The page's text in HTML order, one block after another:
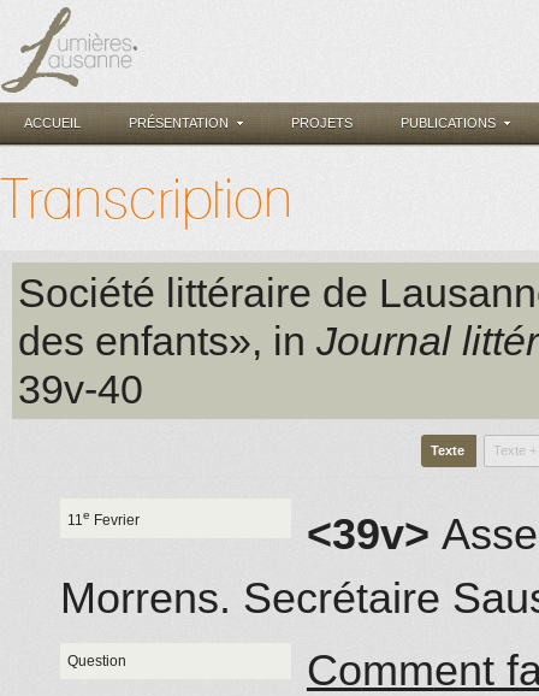
ACCUEIL PRÉSENTATION PROJETS PUBLICATIONS
Transcription
Société littéraire de
des enfants», in Journal
39v-40
Texte Texte
11e Fevrier <39v>
Morrens. Secrétaire
Question Comment